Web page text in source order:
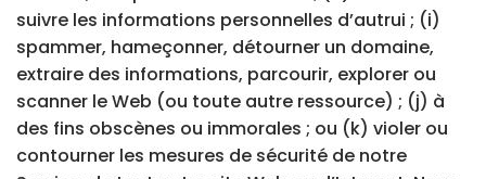
suivre les informations personnelles d’autrui ; (i)
spammer, hameçonner, détourner un domaine,
extraire des informations, parcourir, explorer ou
scanner le Web (ou toute autre ressource) ; (j) à
des fins obscènes ou immorales ; ou (k) violer ou
contourner les mesures de sécurité de notre